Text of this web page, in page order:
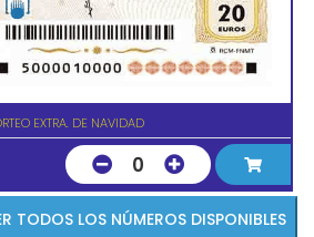
EXTRA. DE NAVIDAD
0
VER TODOS LOS NÚMEROS DISPONIBLES